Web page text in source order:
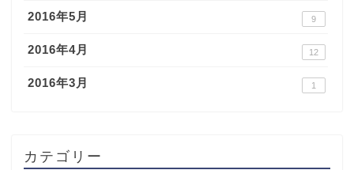
2016年5月 9
2016年4月 12
2016年3月 1
カテゴリー